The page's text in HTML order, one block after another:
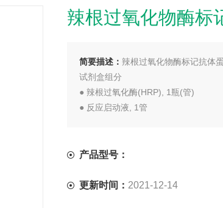
辣根过氧化物酶标
简要描述： 辣根过氧化物酶标记抗体
试剂盒组分
● 辣根过氧化酶(HRP), 1瓶(管)
● 反应启动液, 1管
产品型号：
更新时间： 2021-12-14